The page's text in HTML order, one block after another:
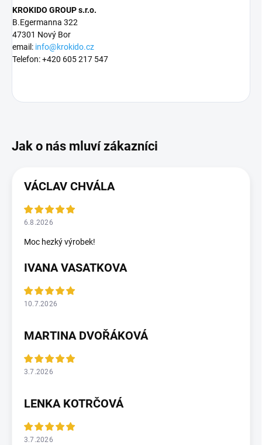
KROKIDO GROUP s.r.o.
B.Egermanna 322
47301 Nový Bor
email: info@krokido.cz
Telefon: +420 605 217 547
VÁCLAV CHVÁLA
6.8.2026
Moc hezký výrobek!
IVANA VASATKOVA
10.7.2026
MARTINA DVOŘÁKOVÁ
3.7.2026
LENKA KOTRČOVÁ
3.7.2026